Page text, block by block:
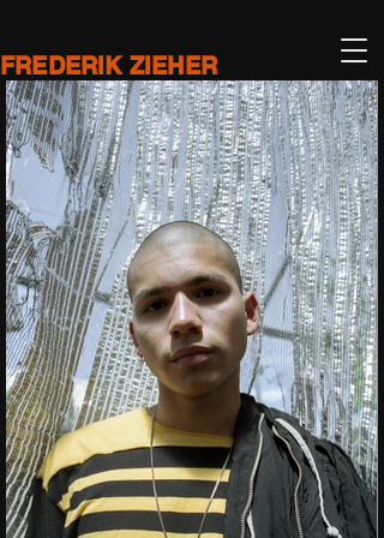
FREDERIK ZIEHER